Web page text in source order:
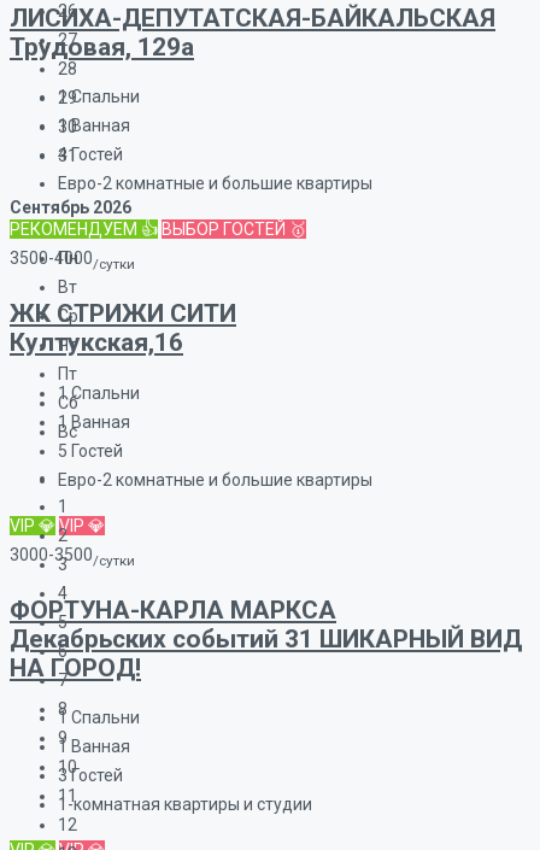
26
27
28
29
30
31
Сентябрь 2026
Пн
Вт
Ср
Чт
Пт
Сб
Вс
1
2
3
4
5
6
7
8
9
10
11
12
ЛИСИХА-ДЕПУТАТСКАЯ-БАЙКАЛЬСКАЯ
Трудовая, 129а
1 Спальни
1 Ванная
4Гостей
Евро-2 комнатные и большие квартиры
РЕКОМЕНДУЕМ 👍 ВЫБОР ГОСТЕЙ 🥇
3500-4000/сутки
ЖК СТРИЖИ СИТИ
Култукская,16
1Спальни
1 Ванная
5 Гостей
Евро-2 комнатные и большие квартиры
VIP 💎 VIP 💎
3000-3500/сутки
ФОРТУНА-КАРЛА МАРКСА
Декабрьских событий 31 ШИКАРНЫЙ ВИД
НА ГОРОД!
1 Спальни
1 Ванная
3 Гостей
1-комнатная квартиры и студии